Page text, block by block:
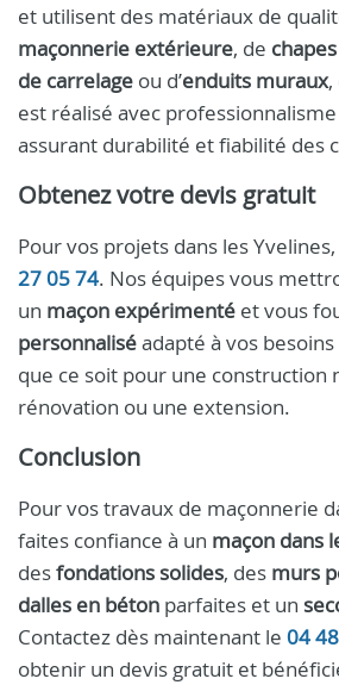
et utilisent des matériaux de
maçonnerie extérieure, de
de carrelage ou d’enduits muraux,
est réalisé avec
assurant durabilité et fiabilité des
Obtenez votre devis gratuit
Pour vos projets dans les
27 05 74. Nos équipes vous
un maçon expérimenté et vous
personnaliséadapté à vos
que ce soit pour une construction
rénovation ou une extension.
Conclusion
Pour vos travaux de maçonnerie
faites confiance à un maçon dans
desfondations solides, des murs
dalles en béton parfaites et un
Contactez dès maintenant le 04
obtenir un devis gratuit et